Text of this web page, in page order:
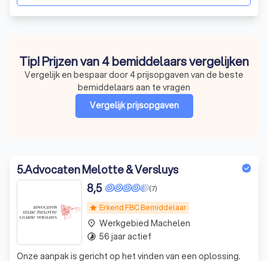
Tip! Prijzen van 4 bemiddelaars vergelijken
Vergelijk en bespaar door 4 prijsopgaven van de beste
bemiddelaars aan te vragen
Vergelijk prijsopgaven
5.Advocaten Melotte & Versluys
star Erkend FBC Bemiddelaar
(7)
8,5
Onze aanpak is gericht op het vinden van een oplossing.
place Werkgebied Machelen
timelapse 56 jaar actief